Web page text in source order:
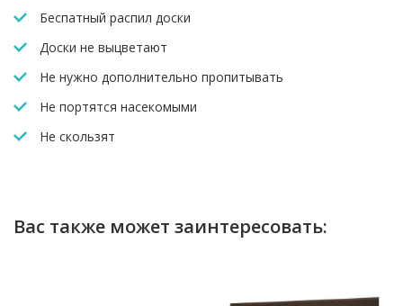
Беспатный распил доски
Доски не выцветают
Не нужно дополнительно пропитывать
Не портятся насекомыми
Не скользят
Вас также может заинтересовать: